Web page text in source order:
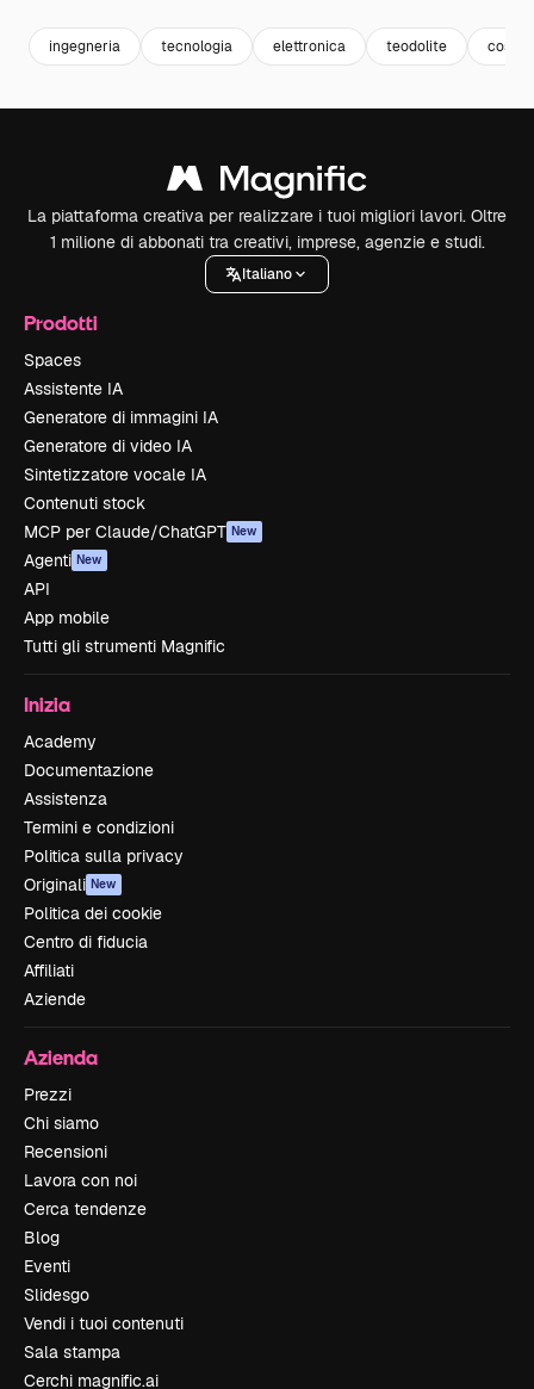
ingegneria tecnologia elettronica teodolite
La piattaforma creativa per realizzare i tuoi migliori lavori. Oltre
1 milione di abbonati tra creativi, imprese, agenzie e studi.
Italiano
Prodotti
Spaces
Assistente IA
Generatore di immagini IA
Generatore di video IA
Sintetizzatore vocale IA
Contenuti stock
MCP per Claude/ChatGPT New
Agenti New
API
App mobile
Tutti gli strumenti Magnific
Inizia
Academy
Documentazione
Assistenza
Termini e condizioni
Politica sulla privacy
Originali New
Politica dei cookie
Centro di fiducia
Affiliati
Aziende
Azienda
Prezzi
Chi siamo
Recensioni
Lavora con noi
Cerca tendenze
Blog
Eventi
Slidesgo
Vendi i tuoi contenuti
Sala stampa
Cerchi magnific.ai